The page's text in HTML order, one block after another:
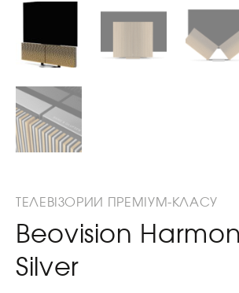
ТЕЛЕВІЗОРИИ ПРЕМІУМ-КЛАСУ
Beovision
Silver